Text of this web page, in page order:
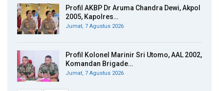
Profil AKBP Dr Aruma Chandra Dewi, Akpol
2005, Kapolres…
Jumat, 7 Agustus 2026
Profil Kolonel Marinir Sri Utomo, AAL 2002,
Komandan Brigade…
Jumat, 7 Agustus 2026